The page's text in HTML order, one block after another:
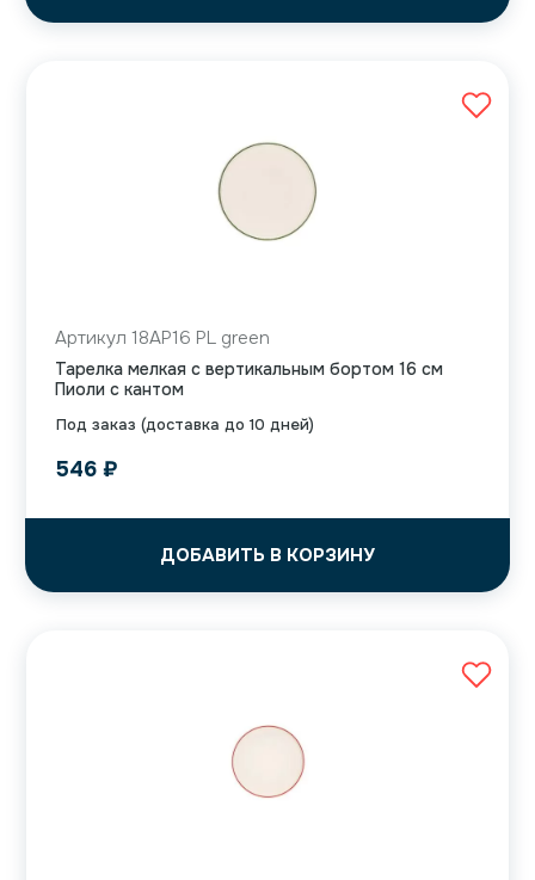
Под заказ (доставка до 10 дней)
Артикул 18AP16 PL green
Тарелка мелкая с вертикальным бортом 16 см
Пиоли с кантом
546 ₽
ДОБАВИТЬ В КОРЗИНУ